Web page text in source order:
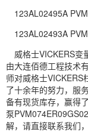
123AL02495A
123AL02493A
威格士VICKERS变
由大连佰德工程技术
师对威格士VICKERS
了十余年的努力，服
备有现货库存，赢得
泵
解，请直接联系我们